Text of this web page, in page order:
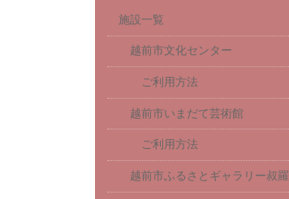
施設一覧
越前市文化センター
ご利用方法
越前市いまだて芸術館
ご利用方法
越前市ふるさとギャラリー叔羅